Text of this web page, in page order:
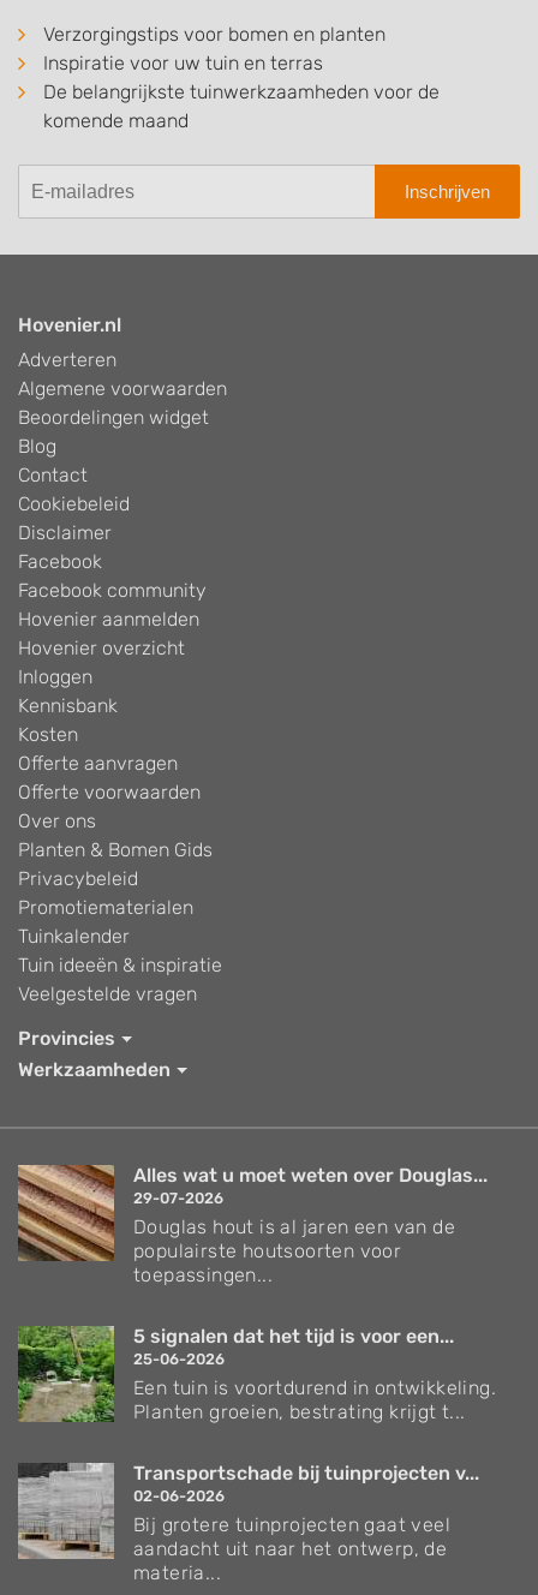
Verzorgingstips voor bomen en planten
Inspiratie voor uw tuin en terras
De belangrijkste tuinwerkzaamheden voor de
komende maand
Inschrijven
Hovenier.nl
Adverteren
Algemene voorwaarden
Beoordelingen widget
Blog
Contact
Cookiebeleid
Disclaimer
Facebook
Facebook community
Hovenier aanmelden
Hovenier overzicht
Inloggen
Kennisbank
Kosten
Offerte aanvragen
Offerte voorwaarden
Over ons
Planten & Bomen Gids
Privacybeleid
Promotiematerialen
Tuinkalender
Tuin ideeën & inspiratie
Veelgestelde vragen
Provincies
Werkzaamheden
Alles wat u moet weten over Douglas...
29-07-2026
Douglas hout is al jaren een van de
populairste houtsoorten voor
toepassingen...
5 signalen dat het tijd is voor een...
25-06-2026
Een tuin is voortdurend in ontwikkeling.
Planten groeien, bestrating krijgt t...
Transportschade bij tuinprojecten v...
02-06-2026
Bij grotere tuinprojecten gaat veel
aandacht uit naar het ontwerp, de
materia...